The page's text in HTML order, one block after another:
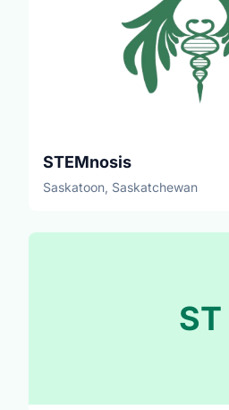
STEMnosis
Saskatoon, Saskatchewan
ST